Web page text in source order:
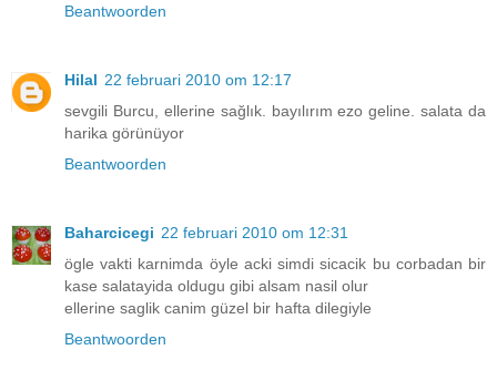
Beantwoorden
Hilal 22 februari 2010 om 12:17
sevgili Burcu, ellerine sağlık. bayılırım ezo geline. salata da
harika görünüyor
Beantwoorden
Baharcicegi 22 februari 2010 om 12:31
ögle vakti karnimda öyle acki simdi sicacik bu corbadan bir
kase salatayida oldugu gibi alsam nasil olur
ellerine saglik canim güzel bir hafta dilegiyle
Beantwoorden